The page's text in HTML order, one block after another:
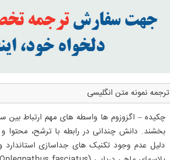
ترجمه نمونه متن انگلیسی
چکیده – اگزوزوم ها واسطه های مهم ارتباط بین
بخشند. دانش چندانی در رابطه با ترشح، محتوا
دلیل عدم وجود تکنیک های جداسازی